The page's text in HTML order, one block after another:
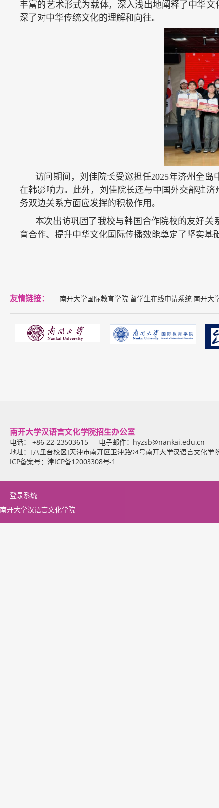
丰富的艺术形式为载体，深入浅出地阐释了中华
深了对中华传统文化的理解和向往。
访问期间，刘佳院长受邀担任2025年济州全
在韩影响力。此外，刘佳院长还与中国外交部驻
务双边关系方面应发挥的积极作用。
本次出访巩固了我校与韩国合作院校的友好
育合作、提升中华文化国际传播效能奠定了坚实基
友情链接： 南开大学国际教育学院 留学生在线申请系统 南开大
南开大学汉语言文化学院招生办公室
电话： +86-22-23503615 电子邮件： hyzsb@nankai.edu.cn
地址：[八里台校区]天津市南开区卫津路94号南开大学汉语言文化
ICP备案号：津ICP备12003308号-1
登录系统
南开大学汉语言文化学院